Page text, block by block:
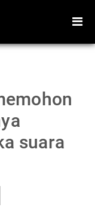
suara